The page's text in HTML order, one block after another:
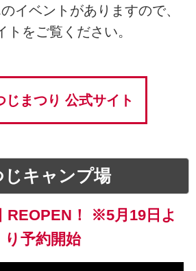
イベントがありますので、
トをご覧ください。
じまつり 公式サイト
キャンプ場
REOPEN！ ※5月19日よ
り予約開始